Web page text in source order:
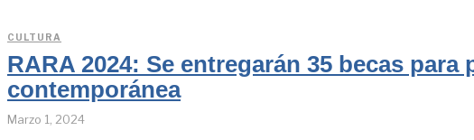
CULTURA
RARA 2024: Se entregarán 35 becas
contemporánea
Marzo 1, 2024